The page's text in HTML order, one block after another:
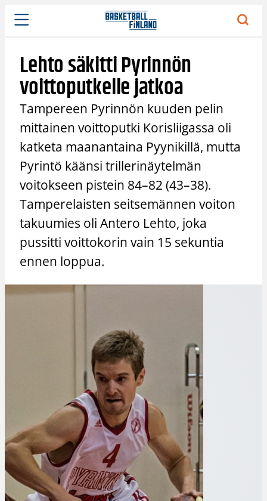
Siirry
sisältöön
Lehto säkitti Pyrinnön
voittoputkelle jatkoa
Tampereen Pyrinnön kuuden pelin
mittainen voittoputki Korisliigassa oli
katketa maanantaina Pyynikillä, mutta
Pyrintö käänsi trillerinäytelmän
voitokseen pistein 84–82 (43–38).
Tamperelaisten seitsemännen voiton
takuumies oli Antero Lehto, joka
pussitti voittokorin vain 15 sekuntia
ennen loppua.